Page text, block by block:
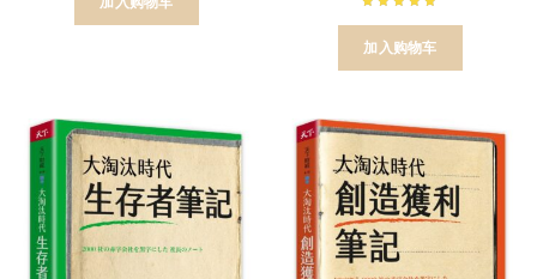
加入购物车